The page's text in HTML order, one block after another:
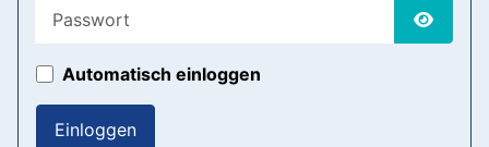
Automatisch einloggen
Einloggen